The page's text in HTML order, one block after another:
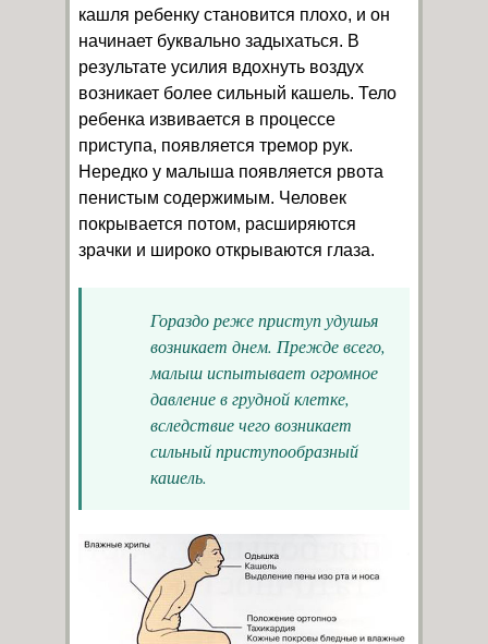
кашля ребенку становится плохо, и он
начинает буквально задыхаться. В
результате усилия вдохнуть воздух
возникает более сильный кашель. Тело
ребенка извивается в процессе
приступа, появляется тремор рук.
Нередко у малыша появляется рвота
пенистым содержимым. Человек
покрывается потом, расширяются
зрачки и широко открываются глаза.
Гораздо реже приступ удушья
возникает днем. Прежде всего,
малыш испытывает огромное
давление в грудной клетке,
вследствие чего возникает
сильный приступообразный
кашель.